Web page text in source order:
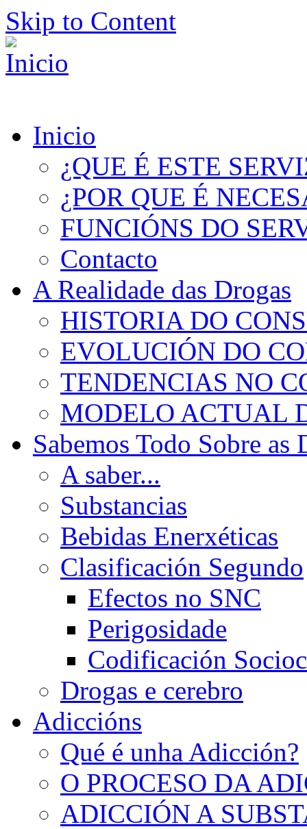
Skip to Content
Inicio
¿QUE É ESTE
¿POR QUE É
FUNCIÓNS DO
Contacto
A Realidade das Drogas
HISTORIA DO
EVOLUCIÓN DO
TENDENCIAS NO
MODELO ACTUAL
Sabemos Todo Sobre as
A saber...
Substancias
Bebidas Enerxéticas
Clasificación Segundo
Efectos no SNC
Perigosidade
Codificación
Drogas e cerebro
Adiccións
Qué é unha Adicción?
O PROCESO DA
ADICCIÓN A